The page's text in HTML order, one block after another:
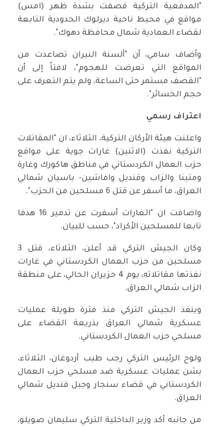
"المدفعية التركية قصفت بشدة ظهر (امس)
مواقع في محيط ناحية ديرلوك الحدودية التابعة
لقضاء العمادية شمال محافظة دهوك".
وأضاف سامي، أن "ألسنة النيران تصاعدت من
المواقع التي تعرضت للهجوم"، لافتاً إلى أن
"القصف مستمر حتى الساعة، ولم يتم التعرف على
حجم الخسائر".
اعتراف رسمي
واعلنت هيئة الأركان التركية، الثلاثاء، ان "المقاتلات
التركية نفذت (الاثنين) غارات جوية على مواقع
حزب العمال الكردستاني في مناطق هاكورك وغارة
ومتينا والزاب وقنديل وافاشين- باسيان شمالي
العراق، ما أسفر عن قتل 6 مسلحين من الحزب".
واضافت ان "الغارات أسفرت عن تدمير 16 هدفا
تابعا للمسلحين الأكراد"، حسب للبيان.
وكان الجيش التركي قد أعلن، الثلاثاء، قتل 3
مسلحين من حزب العمال الكردستاني في غارات
نفذتها مقاتلاته، يوم 4 حزيران الحالي، على منطقة
الزاب شمالي العراق.
وينفذ الجيش التركي منذ فترة طويلة عمليات
عسكرية شمالي العراق بذريعة القضاء على
مسلحي حزب العمال الكردستاني.
ولوح الرئيس التركي رجب طيب أردوغان، الثلاثاء،
بشن عمليات عسكرية ضد مسلحي حزب العمال
الكردستاني في قضاء سنجار وجبل قنديل شمالي
العراق.
من جانبه أكد وزير الداخلية التركي سليمان صويلو،